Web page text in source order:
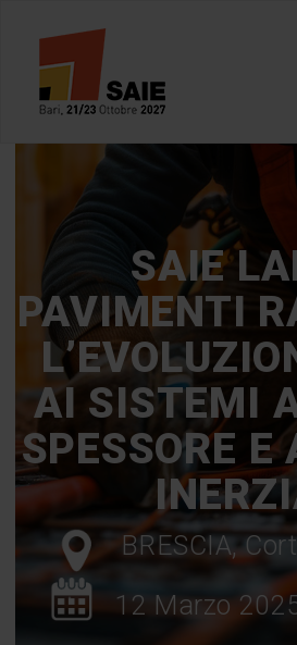
SAIE
PAVIMENTI
AI SISTEMI
SPESSORE E
BRESCIA,
12 Marzo